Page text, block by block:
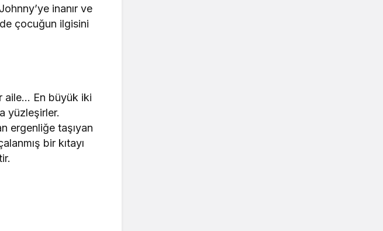
inanır ve
çocuğun ilgisini
aile… En büyük iki
yüzleşirler.
ergenliğe taşıyan
bir kıtayı